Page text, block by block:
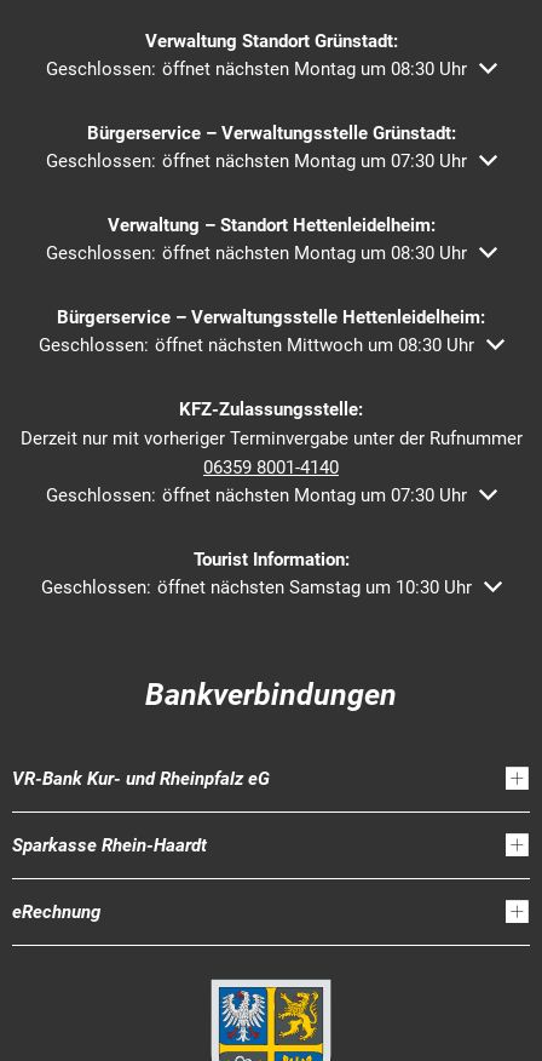
Verwaltung Standort Grünstadt:
Klicken, um weitere Öffnungs- oder Schließzeiten
Geschlossen: öffnet nächsten Montag um 08:30 Uhr
Bürgerservice – Verwaltungsstelle Grünstadt:
Klicken, um weitere Öffnungs- oder Schließzeiten
Geschlossen: öffnet nächsten Montag um 07:30 Uhr
Verwaltung – Standort Hettenleidelheim:
Klicken, um weitere Öffnungs- oder Schließzeiten
Geschlossen: öffnet nächsten Montag um 08:30 Uhr
Bürgerservice – Verwaltungsstelle Hettenleidelheim:
Klicken, um weitere Öffnungs- oder Schließzeiten
Geschlossen: öffnet nächsten Mittwoch um 08:30 Uhr
KFZ-Zulassungsstelle:
Derzeit nur mit vorheriger Terminvergabe unter der Rufnummer
06359 8001-4140
Klicken, um weitere Öffnungs- oder Schließzeiten
Geschlossen: öffnet nächsten Montag um 07:30 Uhr
Tourist Information:
Klicken, um weitere Öffnungs- oder Schließzeiten
Geschlossen: öffnet nächsten Samstag um 10:30 Uhr
Bankverbindungen
VR-Bank Kur- und Rheinpfalz eG
Sparkasse Rhein-Haardt
eRechnung